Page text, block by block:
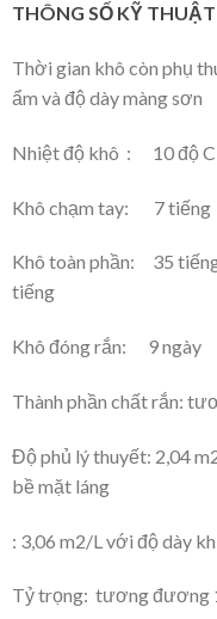
THÔNG SỐ KỸ
Thời gian khô còn phụ
ẩm và độ dày màng sơn
Nhiệt độ khô :
Khô chạm
Khô toàn
tiếng
Khô đóng rắn:
Thành phần chất rắn:
Độ phủ lý thuyết: 2,04
bề mặt láng
: 3,06 m2/L với độ dày
Tỷ trọng: tương đương